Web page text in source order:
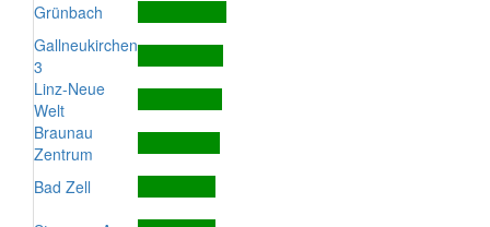
Grünbach
Gallneukirchen
3
Linz-Neue
Welt
Braunau
Zentrum
Bad Zell